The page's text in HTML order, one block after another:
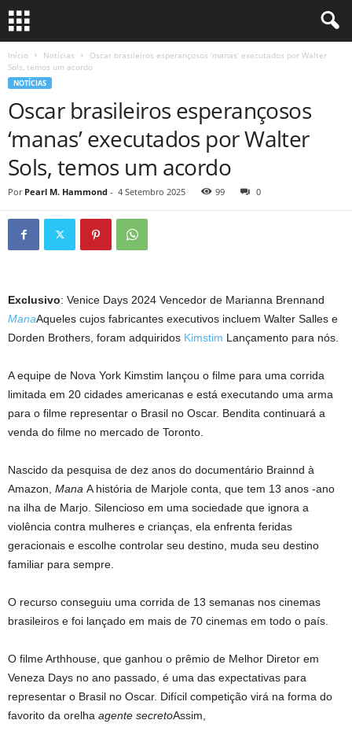
Início Notícias
Oscar brasileiros esperançosos ‘manas’ executados por Walter
Sols, temos um acordo
NOTÍCIAS
Oscar brasileiros esperançosos
‘manas’ executados por Walter
Sols, temos um acordo
Por Pearl M. Hammond - 4 Setembro 2025 99 0
Exclusivo: Venice Days 2024 Vencedor de Marianna Brennand
ManaAqueles cujos fabricantes executivos incluem Walter Salles e
Dorden Brothers, foram adquiridos Kimstim Lançamento para nós.
A equipe de Nova York Kimstim lançou o filme para uma corrida
limitada em 20 cidades americanas e está executando uma arma
para o filme representar o Brasil no Oscar. Bendita continuará a
venda do filme no mercado de Toronto.
Nascido da pesquisa de dez anos do documentário Brainnd à
Amazon, Mana A história de Marjole conta, que tem 13 anos -ano
na ilha de Marjo. Silencioso em uma sociedade que ignora a
violência contra mulheres e crianças, ela enfrenta feridas
geracionais e escolhe controlar seu destino, muda seu destino
familiar para sempre.
O recurso conseguiu uma corrida de 13 semanas nos cinemas
brasileiros e foi lançado em mais de 70 cinemas em todo o país.
O filme Arthhouse, que ganhou o prêmio de Melhor Diretor em
Veneza Days no ano passado, é uma das expectativas para
representar o Brasil no Oscar. Difícil competição virá na forma do
favorito da orelha agente secretoAssim,